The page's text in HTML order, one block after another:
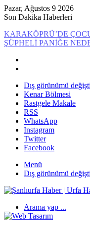
Pazar, Ağustos 9 2026
Son Dakika Haberleri
KARAKÖPRÜ’DE
ŞÜPHELİ PANİĞE
Dış görünümü
Kenar Bölmesi
Rastgele Makale
RSS
WhatsApp
Instagram
Twitter
Facebook
Menü
Dış görünümü
Arama yap ...